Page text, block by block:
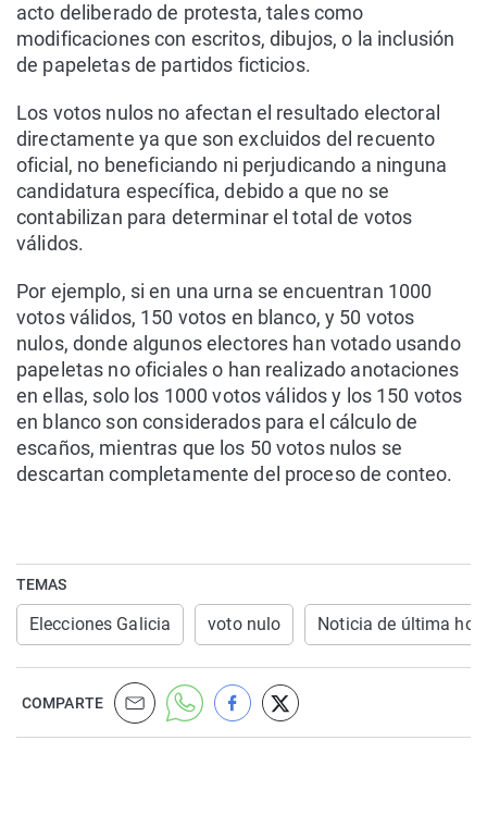
acto deliberado de protesta, tales como
modificaciones con escritos, dibujos, o la inclusión
de papeletas de partidos ficticios.
Los votos nulos no afectan el resultado electoral
directamente ya que son excluidos del recuento
oficial, no beneficiando ni perjudicando a ninguna
candidatura específica, debido a que no se
contabilizan para determinar el total de votos
válidos.
Por ejemplo, si en una urna se encuentran 1000
votos válidos, 150 votos en blanco, y 50 votos
nulos, donde algunos electores han votado usando
papeletas no oficiales o han realizado anotaciones
en ellas, solo los 1000 votos válidos y los 150 votos
en blanco son considerados para el cálculo de
escaños, mientras que los 50 votos nulos se
descartan completamente del proceso de conteo.
TEMAS
Elecciones Galicia voto nulo Noticia de última
COMPARTE